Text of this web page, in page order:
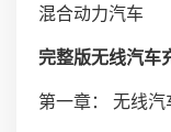
混合动力汽车
完整版无线汽车
第一章： 无线